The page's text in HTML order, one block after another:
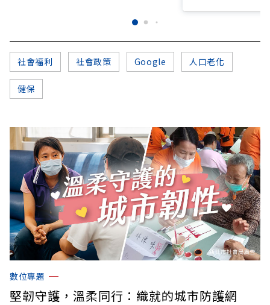
社會福利 社會政策 Google 人口老化
健保
數位專題
堅韌守護，溫柔同行：織就的城市防護網